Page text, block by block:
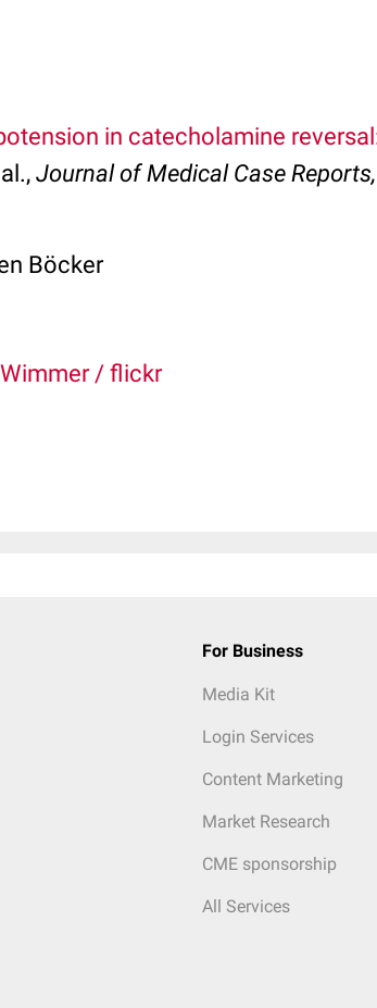
in catecholamine
Journal of Medical Case Reports,
Böcker
/ flickr
For Business
Media Kit
Login Services
Content Marketing
Market Research
CME sponsorship
All Services